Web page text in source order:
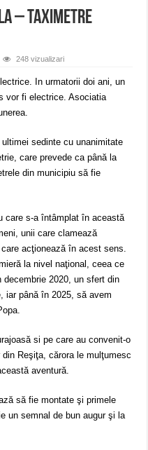
de Piatră din Herculane
natura a ascuns un izvor de
– Taximetre
248 vizualizari
In urmatorii doi ani, un
vor fi electrice. Asociatia
sedinte cu unanimitate
care prevede ca până la
din municipiu să fie
care s-a întâmplat în această
unii care clamează
acţionează în acest sens.
la nivel naţional, ceea ce
2020, un sfert din
iar până în 2025, să avem
si pe care au convenit-o
Reşiţa, cărora le mulţumesc
aventură.
să fie montate şi primele
un semnal de bun augur şi la